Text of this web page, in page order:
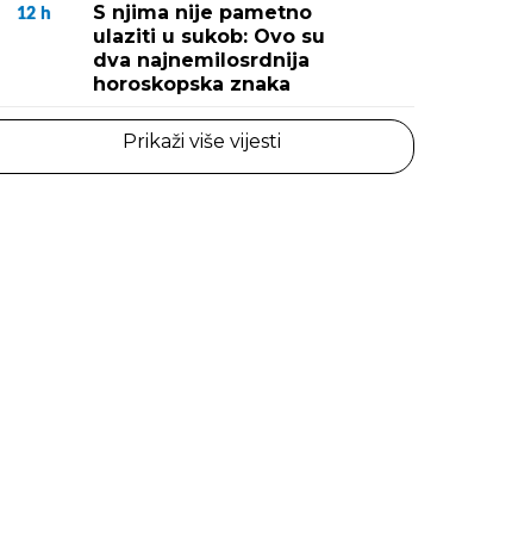
12 h
S njima nije pametno
ulaziti u sukob: Ovo su
dva najnemilosrdnija
horoskopska znaka
Prikaži više vijesti